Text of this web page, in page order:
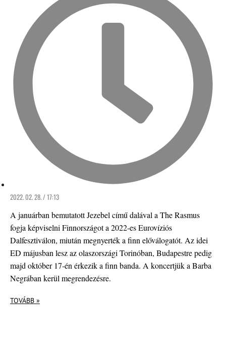
2022. 02. 28. / 17:13
A januárban bemutatott Jezebel című dalával a The Rasmus
fogja képviselni Finnországot a 2022-es Eurovíziós
Dalfesztiválon, miután megnyerték a finn előválogatót. Az idei
ED májusban lesz az olaszországi Torinóban, Budapestre pedig
majd október 17-én érkezik a finn banda. A koncertjük a Barba
Negrában kerül megrendezésre.
TOVÁBB »